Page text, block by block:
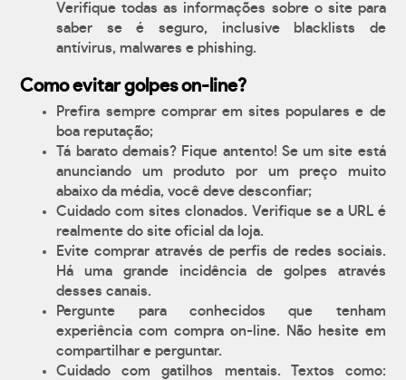
Verifique todas as informações sobre o site para
saber se é seguro, inclusive blacklists de
antívirus, malwares e phishing.
Como evitar golpes on-line?
Prefira sempre comprar em sites populares e de
boa reputação;
Tá barato demais? Fique antento! Se um site está
anunciando um produto por um preço muito
abaixo da média, você deve desconfiar;
Cuidado com sites clonados. Verifique se a URL é
realmente do site oficial da loja.
Evite comprar através de perfis de redes sociais.
Há uma grande incidência de golpes através
desses canais.
Pergunte para conhecidos que tenham
experiência com compra on-line. Não hesite em
compartilhar e perguntar.
Cuidado com gatilhos mentais. Textos como: